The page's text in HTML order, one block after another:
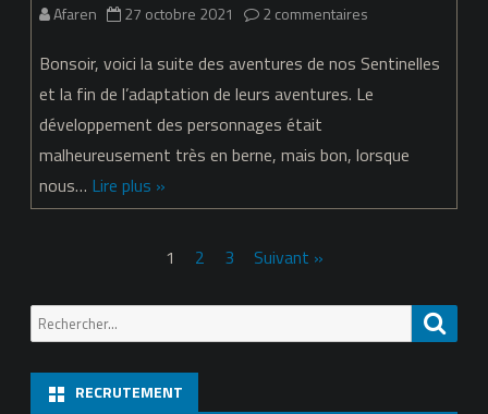
Afaren 27 octobre 2021 2 commentaires
Yuuna
Yuusha
de
Bonsoir, voici la suite des aventures de nos Sentinelles
et la fin de l’adaptation de leurs aventures. Le
développement des personnages était
malheureusement très en berne, mais bon, lorsque
nous… Lire plus »
publications
1 2 3 Suivant »
Recherche
pour:
RECRUTEMENT